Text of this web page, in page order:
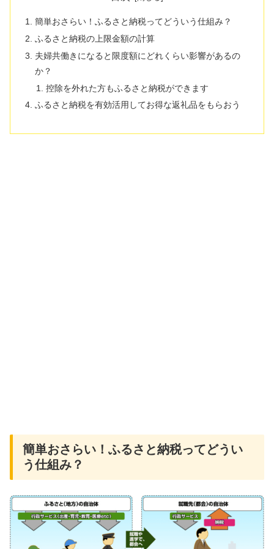
簡単おさらい！ふるさと納税ってどういう仕組み？
ふるさと納税の上限金額の計算
夫婦共働きになると限度額にどれくらい影響があるの
か？
控除を外れた方もふるさと納税ができます
ふるさと納税を有効活用してお得な返礼品をもらおう
簡単おさらい！ふるさと納税ってどうい
う仕組み？